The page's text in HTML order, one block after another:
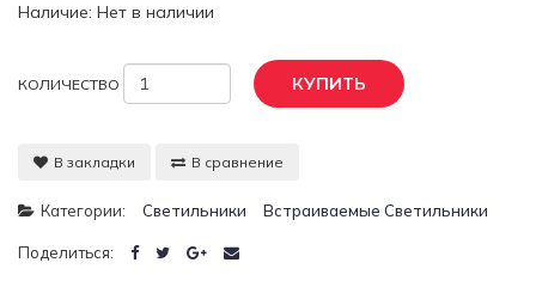
Наличие: Нет в наличии
КОЛИЧЕСТВО КУПИТЬ
В закладки В сравнение
Категории: Светильники Встраиваемые Светильники
Поделиться: